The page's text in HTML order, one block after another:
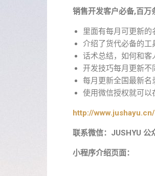
销售开发客户必备,百万
里面有每月可更新
介绍了货代必备的工
话术总结，如何和客
开发技巧每月更新不
每月更新全国最新名
使用微信授权就可以
http://
联系微信：JUSHYU 公
小程序介绍页面：